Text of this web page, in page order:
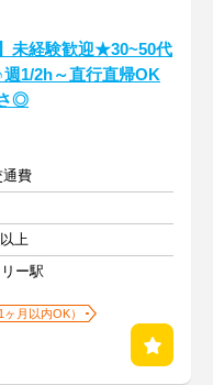
未経験歓迎★30~50代
1/2h～直行直帰OK
◎
通費
上
ー駅
月以内OK）